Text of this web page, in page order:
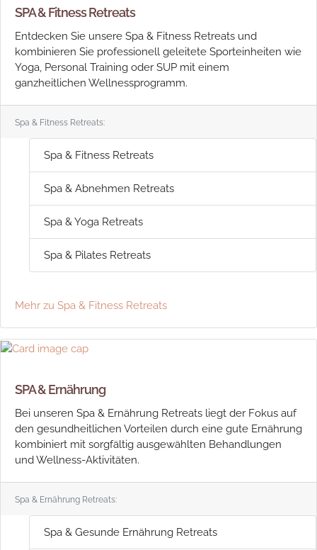
SPA & Fitness Retreats
Entdecken Sie unsere Spa & Fitness Retreats und
kombinieren Sie professionell geleitete Sporteinheiten wie
Yoga, Personal Training oder SUP mit einem
ganzheitlichen Wellnessprogramm.
Spa & Fitness Retreats:
Spa & Fitness Retreats
Spa & Abnehmen Retreats
Spa & Yoga Retreats
Spa & Pilates Retreats
Mehr zu Spa & Fitness Retreats
SPA & Ernährung
Bei unseren Spa & Ernährung Retreats liegt der Fokus auf
den gesundheitlichen Vorteilen durch eine gute Ernährung
kombiniert mit sorgfältig ausgewählten Behandlungen
und Wellness-Aktivitäten.
Spa & Ernährung Retreats:
Spa & Gesunde Ernährung Retreats